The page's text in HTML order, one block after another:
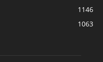
1146
1063